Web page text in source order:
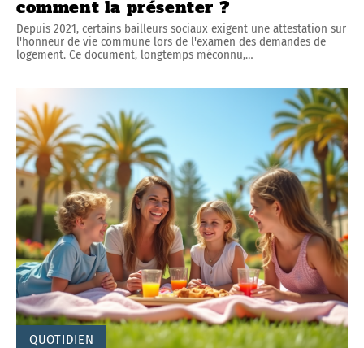
comment la présenter ?
Depuis 2021, certains bailleurs sociaux exigent une attestation sur
l'honneur de vie commune lors de l'examen des demandes de
logement. Ce document, longtemps méconnu,…
QUOTIDIEN